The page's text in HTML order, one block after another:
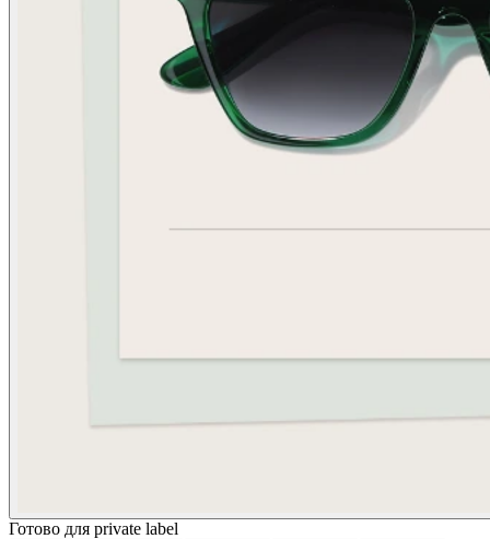
Готово для private label